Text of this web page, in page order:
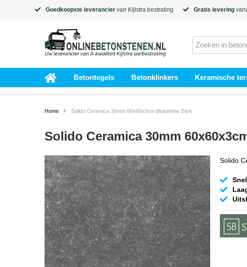
Goedkoopste leverancier van Kijlstra bestrating Gratis levering
Betontegels Betonklinkers Keramische
Home Solido Ceramica 30mm 60x60x3cm Bluestone Dark
Solido Ceramica 30mm
Solido